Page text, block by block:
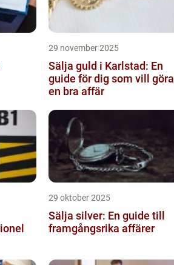
29 november 2025
Sälja guld i Karlstad: En
guide för dig som vill göra
en bra affär
29 oktober 2025
Sälja silver: En guide till
framgångsrika affärer